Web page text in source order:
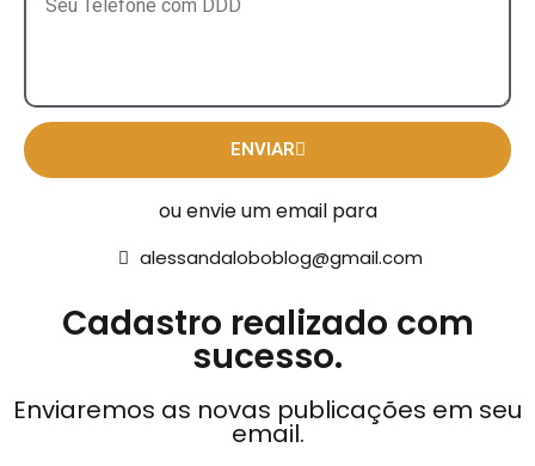
ENVIAR
ou envie um email para
alessandaloboblog@gmail.com
Cadastro realizado com
sucesso.
Enviaremos as novas publicações em seu
email.